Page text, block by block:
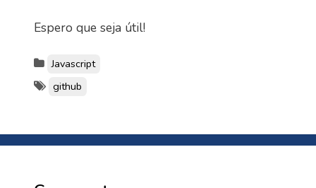
Espero que seja útil!
Javascript
github